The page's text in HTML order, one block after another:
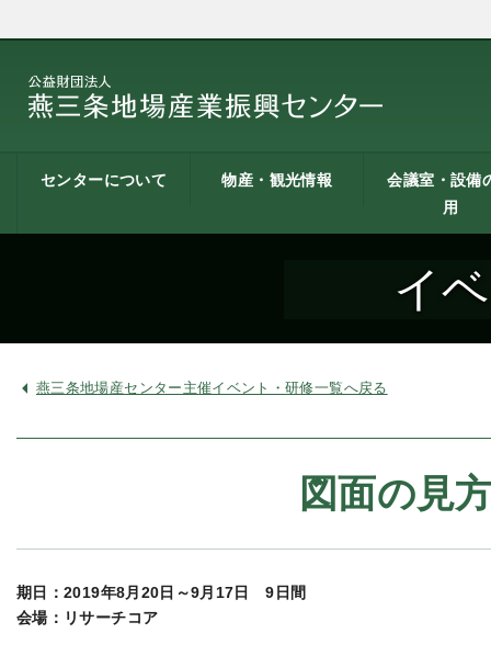
センターについて 物産・観光情報
会議室・設備
用
にあたって
イ
燕三条地場産センター主催イベント・研修一覧へ戻る
図面の見
期日：2019年8月20日～9月17日 9日間
会場：リサーチコア